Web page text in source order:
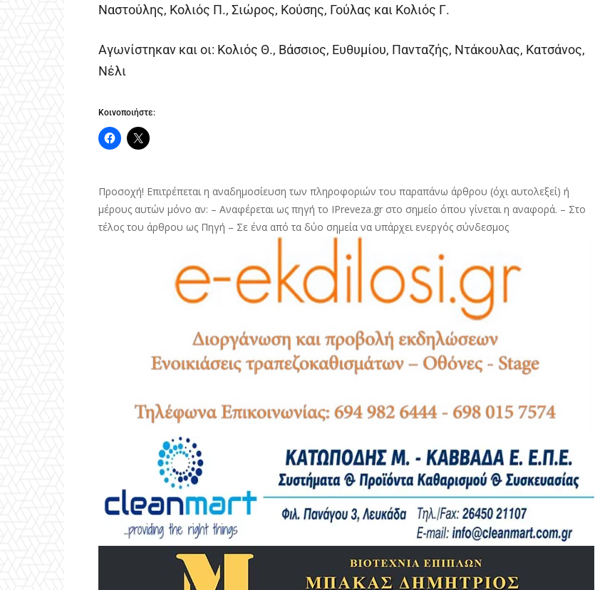
Ναστούλης, Κολιός Π., Σιώρος, Κούσης, Γούλας και Κολιός Γ.
Αγωνίστηκαν και οι: Κολιός Θ., Βάσσιος, Ευθυμίου, Πανταζής, Ντάκουλας, Κατσάνος,
Νέλι
Κοινοποιήστε:
Προσοχή! Επιτρέπεται η αναδημοσίευση των πληροφοριών του παραπάνω άρθρου (όχι αυτολεξεί) ή
μέρους αυτών μόνο αν: – Αναφέρεται ως πηγή το IPreveza.gr στο σημείο όπου γίνεται η αναφορά. – Στο
τέλος του άρθρου ως Πηγή – Σε ένα από τα δύο σημεία να υπάρχει ενεργός σύνδεσμος